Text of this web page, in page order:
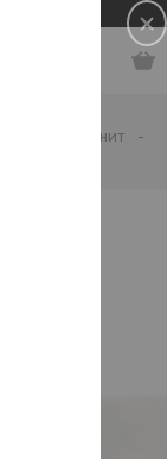
Керамогранит
-
R
R